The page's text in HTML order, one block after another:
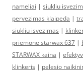
nameliai | siukliu
pervezimas klaipeda |
siukliu isvezimas |
priemone starwax 637 |
STARWAX kaina |
klinkeris | pelesio